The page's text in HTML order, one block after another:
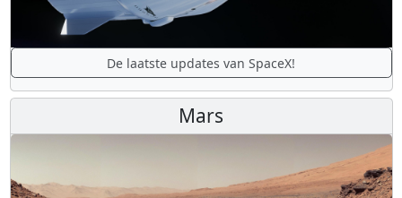
De laatste updates van SpaceX!
Mars